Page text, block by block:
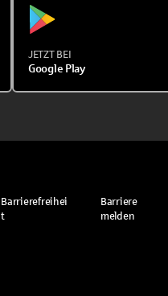
JETZT BEI
Google Play
Barrierefreihei
t
Barriere
melden